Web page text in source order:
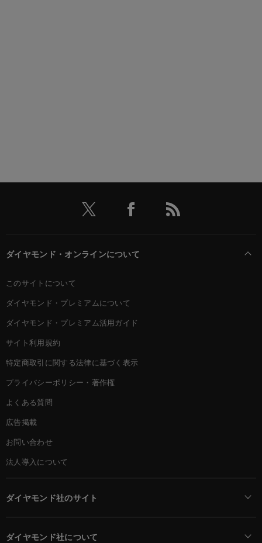
ダイヤモンド・オンラインについて
このサイトについて
ダイヤモンド・プレミアムについて
ダイヤモンド・プレミアム活用ガイド
サイト利用規約
特定商取引に関する法律に基づく表示
プライバシーポリシー・著作権
よくある質問
広告掲載
お問い合わせ
法人導入について
ダイヤモンド社のサイト
ダイヤモンド社について